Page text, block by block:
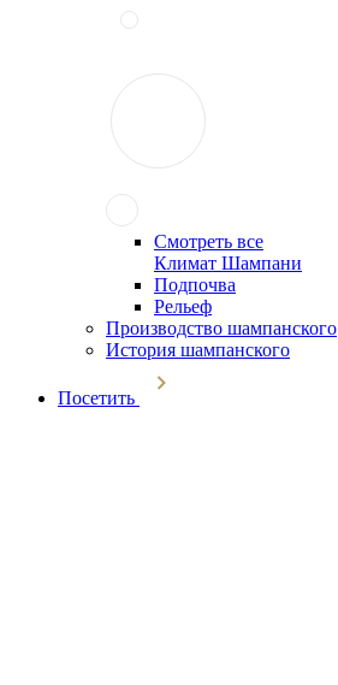
Смотреть все
Климат Шампани
Подпочва
Рельеф
Производство шампанского
История шампанского
Посетить